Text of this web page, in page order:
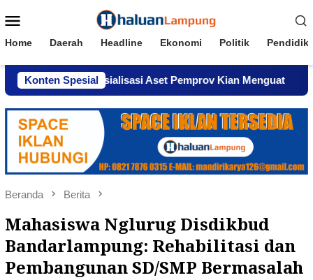
ke
Mobile
Home Daerah Headline Ekonomi Politik
Konten Spesial
Komersialisasi Aset Pemprov Kian Menguat AWPI
Beranda Berita
Mahasiswa Nglurug Disdikbud
Bandarlampung: Rehabilitasi dan
Pembangunan SD/SMP Bermasalah